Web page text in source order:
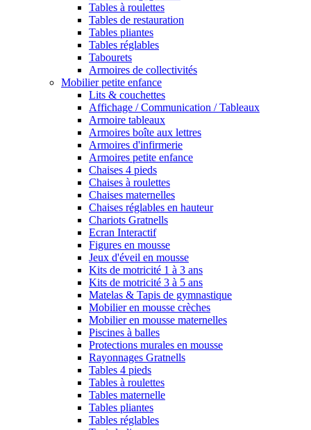
Tables à roulettes
Tables de restauration
Tables pliantes
Tables réglables
Tabourets
Armoires de collectivités
Mobilier petite enfance
Lits & couchettes
Affichage / Communication / Tableaux
Armoire tableaux
Armoires boîte aux lettres
Armoires d'infirmerie
Armoires petite enfance
Chaises 4 pieds
Chaises à roulettes
Chaises maternelles
Chaises réglables en hauteur
Chariots Gratnells
Ecran Interactif
Figures en mousse
Jeux d'éveil en mousse
Kits de motricité 1 à 3 ans
Kits de motricité 3 à 5 ans
Matelas & Tapis de gymnastique
Mobilier en mousse crèches
Mobilier en mousse maternelles
Piscines à balles
Protections murales en mousse
Rayonnages Gratnells
Tables 4 pieds
Tables à roulettes
Tables maternelle
Tables pliantes
Tables réglables